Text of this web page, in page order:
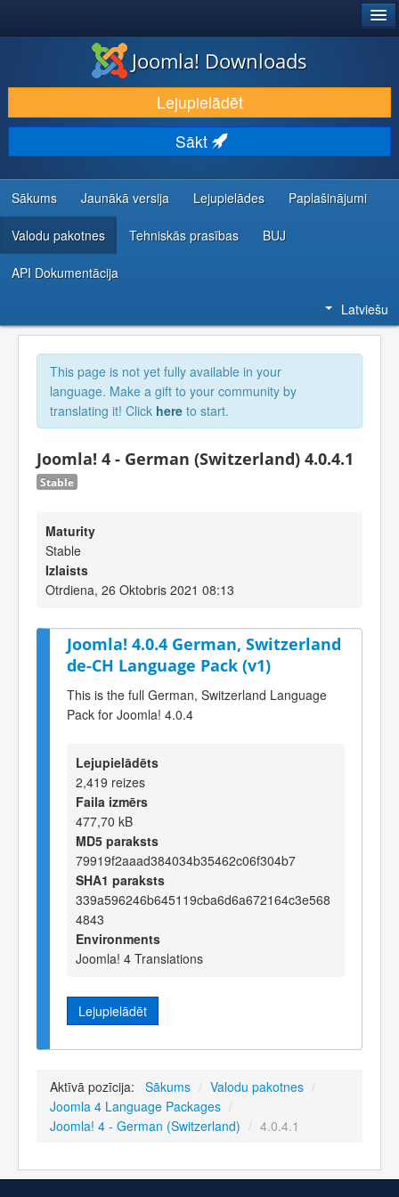
LEJUPIELĀDĒT UN PAPLAŠINĀT
ATKLĀJ UN IEMĀCIES
KOPIENA UN ATBALSTS
IZSTRĀDĀTĀJU RESURSI
Joomla! Downloads
Lejupielādēt
Sākt
Sākums Jaunākā versija Lejupielādes Paplašinājumi
Valodu pakotnes Tehniskās prasības BUJ
API Dokumentācija
Latviešu
This page is not yet fully available in your
language. Make a gift to your community by
translating it! Click here to start.
Joomla! 4 - German (Switzerland) 4.0.4.1
Stable
Maturity
Stable
Izlaists
Otrdiena, 26 Oktobris 2021 08:13
Joomla! 4.0.4 German, Switzerland
de-CH Language Pack (v1)
This is the full German, Switzerland Language
Pack for Joomla! 4.0.4
Lejupielādēts
2,419 reizes
Faila izmērs
477,70 kB
MD5 paraksts
79919f2aaad384034b35462c06f304b7
SHA1 paraksts
339a596246b645119cba6d6a672164c3e568
4843
Environments
Joomla! 4 Translations
Lejupielādēt
Aktīvā pozīcija: Sākums / Valodu pakotnes /
Joomla 4 Language Packages /
Joomla! 4 - German (Switzerland) / 4.0.4.1